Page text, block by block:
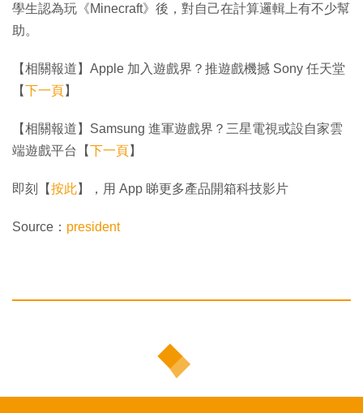
學生認為玩《Minecraft》後，對自己在計算邏輯上有不少幫
助。
【相關報道】Apple 加入遊戲界？推遊戲機撼 Sony 任天堂
【下一頁】
【相關報道】Samsung 進軍遊戲界？三星電視或設自家雲
端遊戲平台【下一頁】
即刻【按此】，用 App 睇更多產品開箱科技影片
Source： president